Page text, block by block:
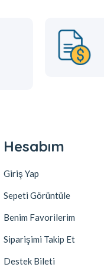
Hesabım
Giriş Yap
Sepeti Görüntüle
Benim Favorilerim
Siparişimi Takip Et
Destek Bileti